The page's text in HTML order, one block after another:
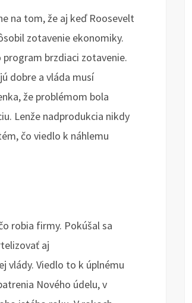
na tom, že aj keď Roosevelt
zotavenie ekonomiky.
brzdiaci zotavenie.
dobre a vláda musí
že problémom bola
Lenže nadprodukcia nikdy
čo viedlo k náhlemu
robia firmy. Pokúšal sa
aj
vlády. Viedlo to k úplnému
Nového údelu, v